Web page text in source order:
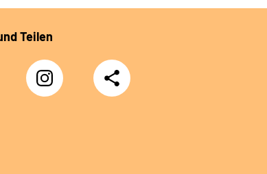
Teilen
Instagram
Teilen